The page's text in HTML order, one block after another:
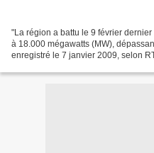
"La région a battu le 9 février
à 18.000 mégawatts (MW),
enregistré le 7 janvier 2009, selon